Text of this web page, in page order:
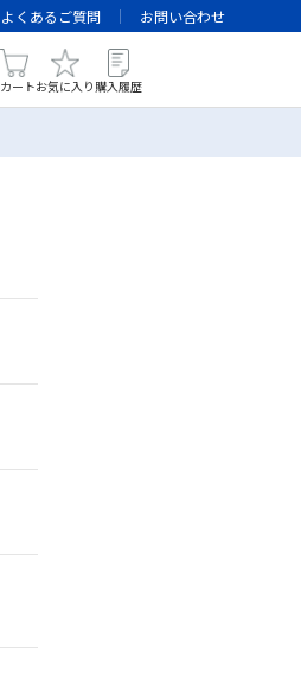
よくあるご質問 お問い合わせ
カートお気に入り 購入履歴